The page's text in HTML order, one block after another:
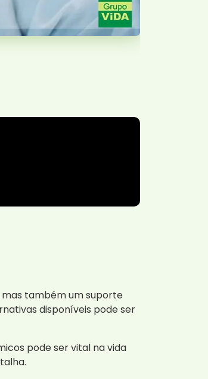
também um suporte
disponíveis pode ser
pode ser vital na vida